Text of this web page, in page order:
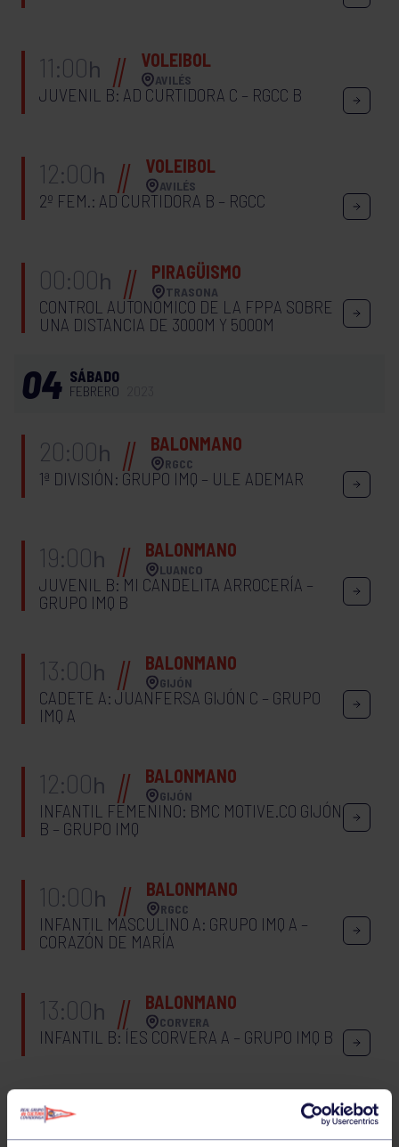
11:00h VOLEIBOL
AVILÉS
JUVENIL B: AD CURTIDORA C – RGCC B
12:00h VOLEIBOL
AVILÉS
2º FEM.: AD CURTIDORA B – RGCC
00:00h PIRAGÜISMO
TRASONA
CONTROL AUTONÓMICO DE LA FPPA SOBRE
UNA DISTANCIA DE 3000M Y 5000M
04 SÁBADO
FEBRERO
20:00h BALONMANO
RGCC
1ª DIVISIÓN: GRUPO IMQ – ULE ADEMAR
19:00h BALONMANO
LUANCO
JUVENIL B: MI CANDELITA ARROCERÍA –
GRUPO IMQ B
13:00h BALONMANO
GIJÓN
CADETE A: JUANFERSA GIJÓN C – GRUPO
IMQ A
12:00h BALONMANO
GIJÓN
INFANTIL FEMENINO: BMC MOTIVE.CO GIJÓN
B – GRUPO IMQ
10:00h BALONMANO
RGCC
INFANTIL MASCULINO A: GRUPO IMQ A –
CORAZÓN DE MARÍA
13:00h BALONMANO
CORVERA
INFANTIL B: ÍES CORVERA A – GRUPO IMQ B
12:10
CTO ESPAÑA SALA 1ª DIV. FEM.